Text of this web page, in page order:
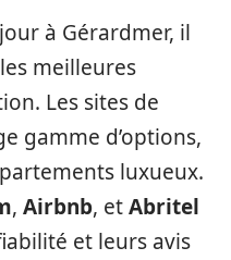
à Gérardmer, il
meilleures
Les sites de
gamme d’options,
luxueux.
, Airbnb, etAbritel
et leurs avis